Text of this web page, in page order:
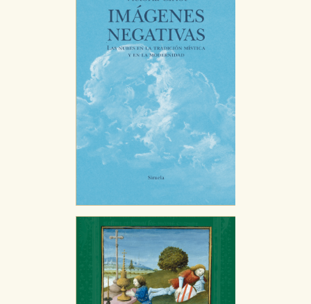
áreas de nuestra web dejen de funcionar
correctamente.
Cookies de rendimiento y analíticas
Estas cookies se utilizan para mejorar su experiencia
de navegación y optimizar el funcionamiento de
nuestro sitio web. Almacenan configuraciones de
servicios para que no tenga que reconfigurarlos cada
vez que nos visita. La información es agregada y, por lo
tanto, es anónima.
Cookies de publicidad y redes sociales
Estas cookies son gestionadas por nuestros socios
publicitarios y se utilizan para mostrar publicidad
relevante para sus intereses en otros sitios. No
almacenan directamente información personal sino
que se basan en la identificación única de su
GUARDAR CONFIGURACIÓN
Puede consultar nuestrapolítica de cookies